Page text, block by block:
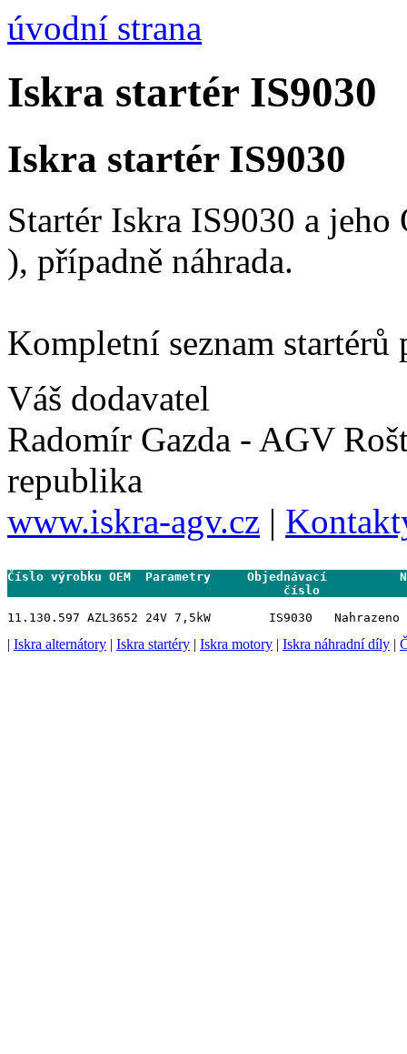
úvodní strana
Iskra startér IS9030
Iskra startér IS9030
Startér Iskra IS9030 a
), případně náhrada.
Kompletní seznam
Váš dodavatel
Radomír Gazda - AGV
republika
www.iskra-agv.cz |
Číslo výrobku OEM  Parametry
| Iskra alternátory | Iskra startéry | Iskra motory | Iskra náhradní díly |